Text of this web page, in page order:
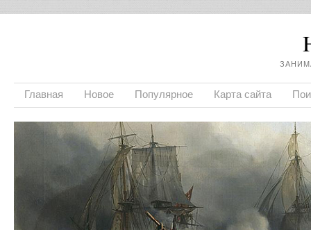
Главная Новое Популярное Карта сайта